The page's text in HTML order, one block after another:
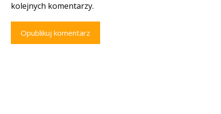
kolejnych komentarzy.
Opublikuj komentarz